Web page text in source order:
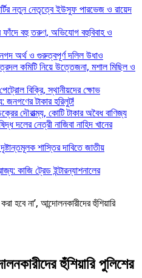
নতুন নেতৃত্বে ইউসুফ পারভেজ ও রায়েদ
ফাঁদে বহু তরুণ, অভিযোগ বহুবিবাহ ও
অর্থ ও গুরুত্বপূর্ণ দলিল উধাও
কমিটি নিয়ে উত্তেজনা, মশাল মিছিল ও
বিক্রি, স্থানীয়দের ক্ষোভ
জনগণের টাকার হরিলুট!
দৌরাত্ম্য, কোটি টাকার অবৈধ বাণিজ্য
দলের নেত্রী নাজিবা নাহিদ খানের
শাস্তির দাবিতে জাতীয়
কাজি ট্রেড ইন্টারন্যাশনালের
হবে না’, আন্দোলনকারীদের হুঁশিয়ারি
হুঁশিয়ারি পুলিশের